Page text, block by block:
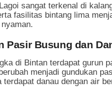
sangat terkenal di
fasilitas bintang lima
Pasir Busung dan
di Bintan terdapat gurun
menjadi gundukan
terdapat danau dengan air